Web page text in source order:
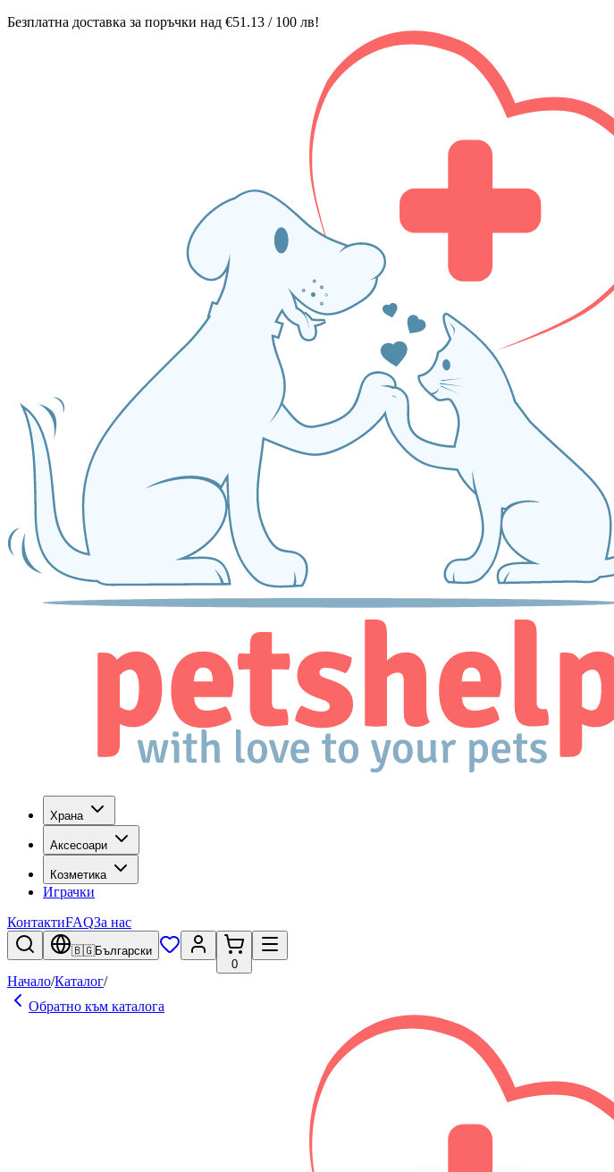
Безплатна доставка за поръчки над €51.13 / 100 лв!
Храна
Аксесоари
Козметика
Играчки
КонтактиFAQЗа нас
🇧🇬Български
0
Начало/Каталог/
Обратно към каталога